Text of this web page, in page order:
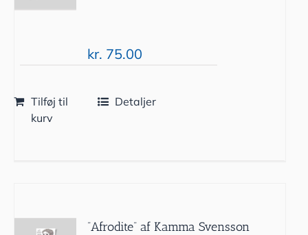
kr. 75.00
Tilføj til
kurv
Detaljer
”Afrodite” af Kamma Svensson